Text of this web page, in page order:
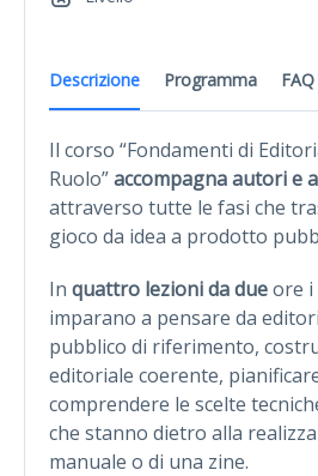
Descrizione Programma FAQ
Il corso “Fondamenti di
Ruolo”accompagna autori e
attraverso tutte le fasi che
gioco da idea a prodotto
In quattro lezioni da dueore i
imparano a pensare da
pubblico di riferimento,
editoriale coerente,
comprendere le scelte
che stanno dietro alla
manuale o di una zine.